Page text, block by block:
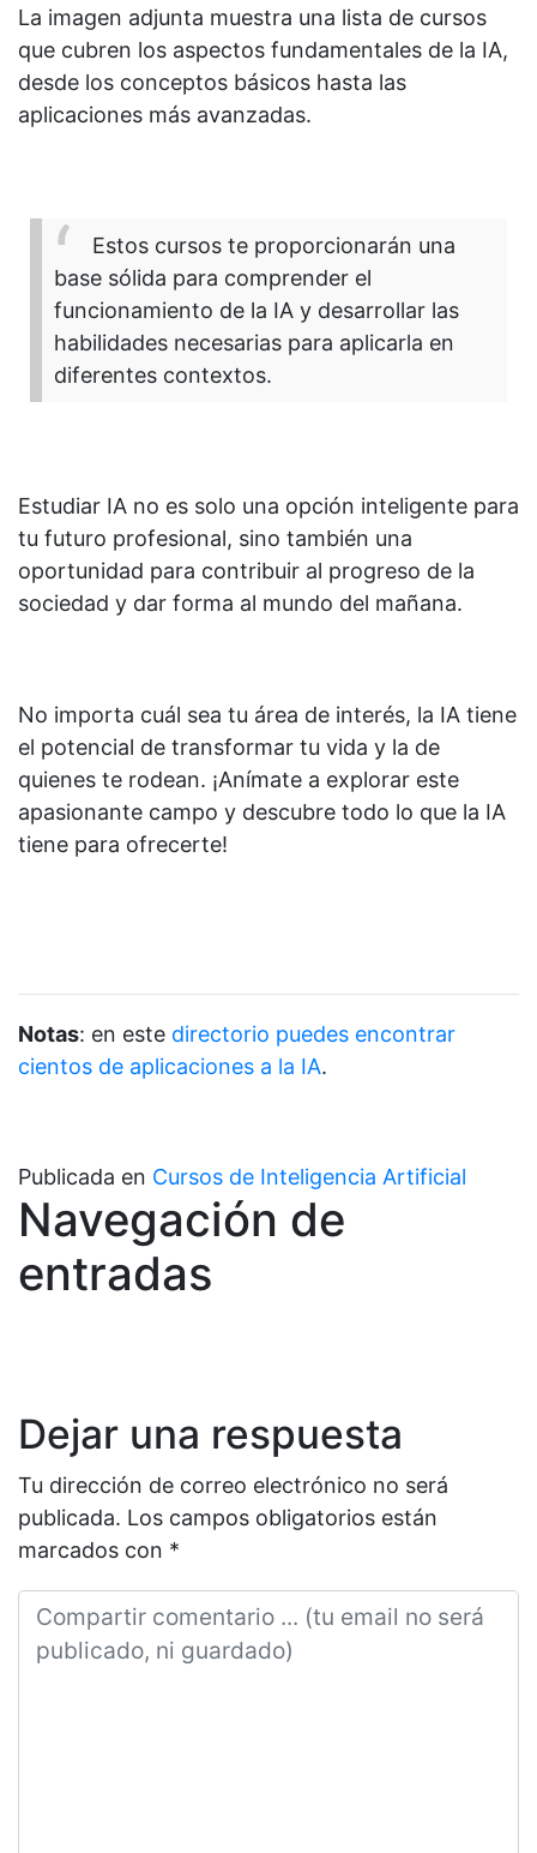
La imagen adjunta muestra una lista de cursos
que cubren los aspectos fundamentales de la IA,
desde los conceptos básicos hasta las
aplicaciones más avanzadas.
Estos cursos te proporcionarán una
base sólida para comprender el
funcionamiento de la IA y desarrollar las
habilidades necesarias para aplicarla en
diferentes contextos.
Estudiar IA no es solo una opción inteligente para
tu futuro profesional, sino también una
oportunidad para contribuir al progreso de la
sociedad y dar forma al mundo del mañana.
No importa cuál sea tu área de interés, la IA tiene
el potencial de transformar tu vida y la de
quienes te rodean. ¡Anímate a explorar este
apasionante campo y descubre todo lo que la IA
tiene para ofrecerte!
Notas: en este directorio puedes encontrar
cientos de aplicaciones a la IA.
Publicada en Cursos de Inteligencia Artificial
Navegación de
entradas
Dejar una respuesta
Tu dirección de correo electrónico no será
publicada. Los campos obligatorios están
marcados con *